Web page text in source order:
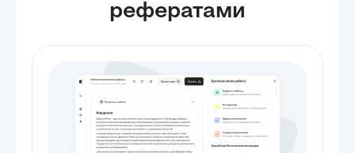
рефератами